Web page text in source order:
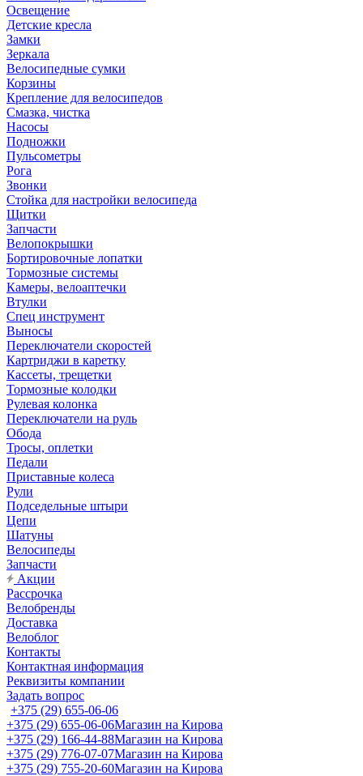
Освещение
Детские кресла
Замки
Зеркала
Велосипедные сумки
Корзины
Крепление для велосипедов
Смазка, чистка
Насосы
Подножки
Пульсометры
Рога
Звонки
Стойка для настройки велосипеда
Щитки
Запчасти
Велопокрышки
Бортировочные лопатки
Тормозные системы
Камеры, велоаптечки
Втулки
Спец инструмент
Выносы
Переключатели скоростей
Картриджи в каретку
Кассеты, трещетки
Тормозные колодки
Рулевая колонка
Переключатели на руль
Обода
Тросы, оплетки
Педали
Приставные колеса
Рули
Подседельные штыри
Цепи
Шатуны
Велосипеды
Запчасти
Акции
Рассрочка
Велобренды
Доставка
Велоблог
Контакты
Контактная информация
Реквизиты компании
Задать вопрос
+375 (29) 655-06-06
+375 (29) 655-06-06Магазин на Кирова
+375 (29) 166-44-88Магазин на Кирова
+375 (29) 776-07-07Магазин на Кирова
+375 (29) 755-20-60Магазин на Кирова